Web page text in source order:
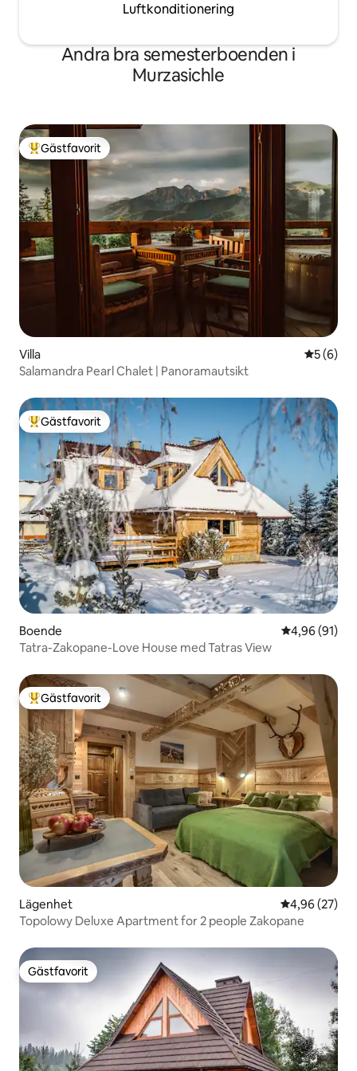
Luftkonditionering
Andra bra semesterboenden i
Murzasichle
Populär gästfavorit
Gästfavorit
Villa 5 av 5 i
5 (6)
Salamandra Pearl Chalet | Panoramautsikt
Populär gästfavorit
Gästfavorit
Boende 4,96 av 5 i
4,96 (91)
Tatra-Zakopane-Love House med Tatras View
Populär gästfavorit
Gästfavorit
Lägenhet 4,96 av 5 i
4,96 (27)
Topolowy Deluxe Apartment for 2 people Zakopane
Gästfavorit
Gästfavorit